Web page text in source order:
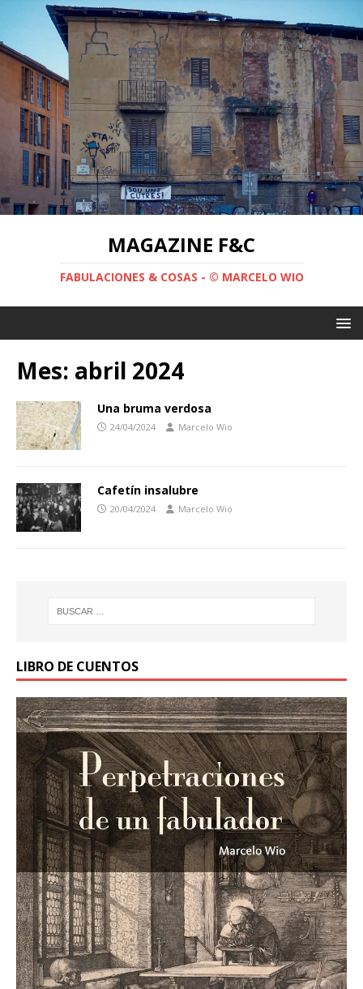
MAGAZINE F&C
FABULACIONES & COSAS - © MARCELO WIO
Mes: abril 2024
Una bruma verdosa
24/04/2024 Marcelo Wio
Cafetín insalubre
20/04/2024 Marcelo Wio
LIBRO DE CUENTOS